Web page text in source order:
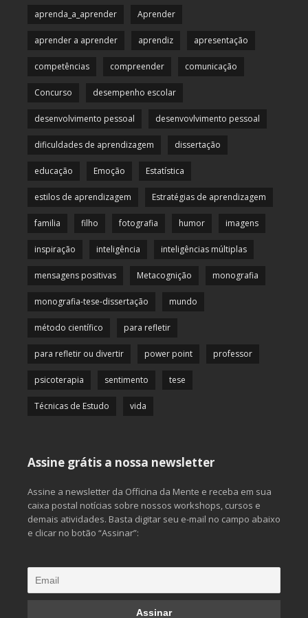
aprenda_a_aprender Aprender
aprender a aprender aprendiz apresentação
competências compreender comunicação
Concurso desempenho escolar
desenvolvimento pessoal desenvovlvimento pessoal
dificuldades de aprendizagem dissertação
educação Emoção Estatística
estilos de aprendizagem Estratégias de aprendizagem
familia filho fotografia humor imagens
inspiração inteligência inteligências múltiplas
mensagens positivas Metacognição monografia
monografia-tese-dissertação mundo
método científico para refletir
para refletir ou divertir power point professor
psicoterapia sentimento tese
Técnicas de Estudo vida
Assine grátis a nossa newsletter
Assine a newsletter da Officina da Mente e receba em sua
caixa postal notícias sobre nossos workshops, cursos e
demais atividades. Basta digitar seu e-mail no campo abaixo
e clicar no botão “Assinar”: